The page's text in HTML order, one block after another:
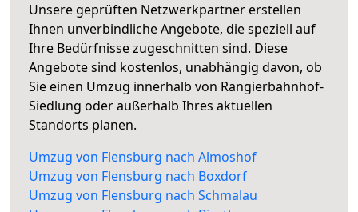
Unsere geprüften Netzwerkpartner erstellen
Ihnen unverbindliche Angebote, die speziell auf
Ihre Bedürfnisse zugeschnitten sind. Diese
Angebote sind kostenlos, unabhängig davon, ob
Sie einen Umzug innerhalb von Rangierbahnhof-
Siedlung oder außerhalb Ihres aktuellen
Standorts planen.
Umzug von Flensburg nach Almoshof
Umzug von Flensburg nach Boxdorf
Umzug von Flensburg nach Schmalau